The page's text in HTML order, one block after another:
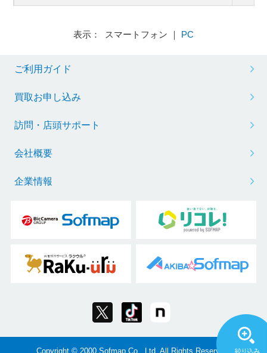
表示： スマートフォン ｜ PC
ご利用ガイド
買取お申し込み
訪問・店頭サポート
会社概要
企業情報
Copyright © 2000 Sofmap Co., Ltd. All Rights Reserved.